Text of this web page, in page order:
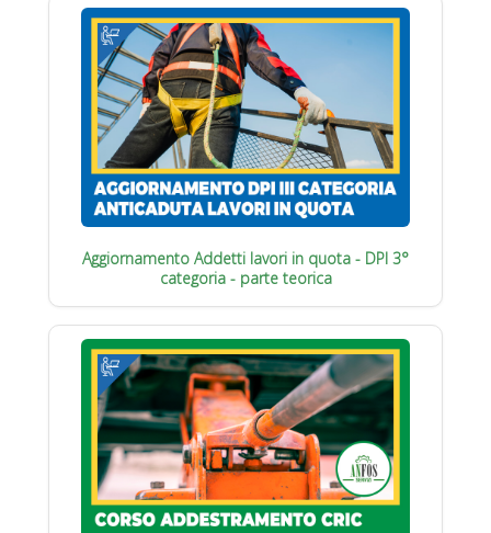
Aggiornamento Addetti lavori in quota - DPI 3°
categoria - parte teorica